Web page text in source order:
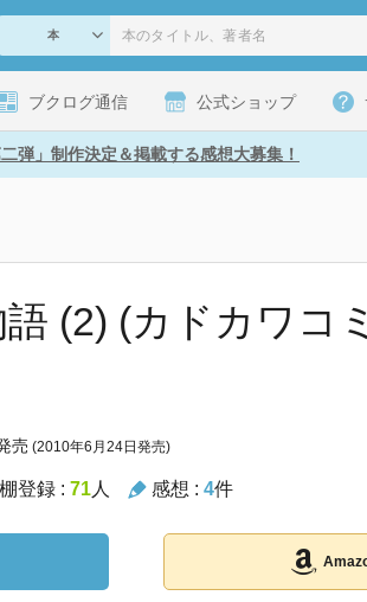
ブクログ通信 公式ショップ
弾」制作決定＆掲載する感想大募集！
(2) (カドカワコ
売 (2010年6月24日発売)
登録 : 71人 感想 : 4件